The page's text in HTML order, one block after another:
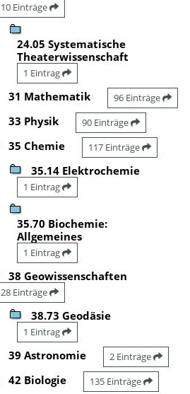
10 Einträge
24.05 Systematische
Theaterwissenschaft
1 Eintrag
31 Mathematik 96 Einträge
33 Physik 90 Einträge
35 Chemie 117 Einträge
35.14 Elektrochemie
1 Eintrag
35.70 Biochemie:
Allgemeines
1 Eintrag
38 Geowissenschaften
28 Einträge
38.73 Geodäsie
1 Eintrag
39 Astronomie 2 Einträge
42 Biologie 135 Einträge